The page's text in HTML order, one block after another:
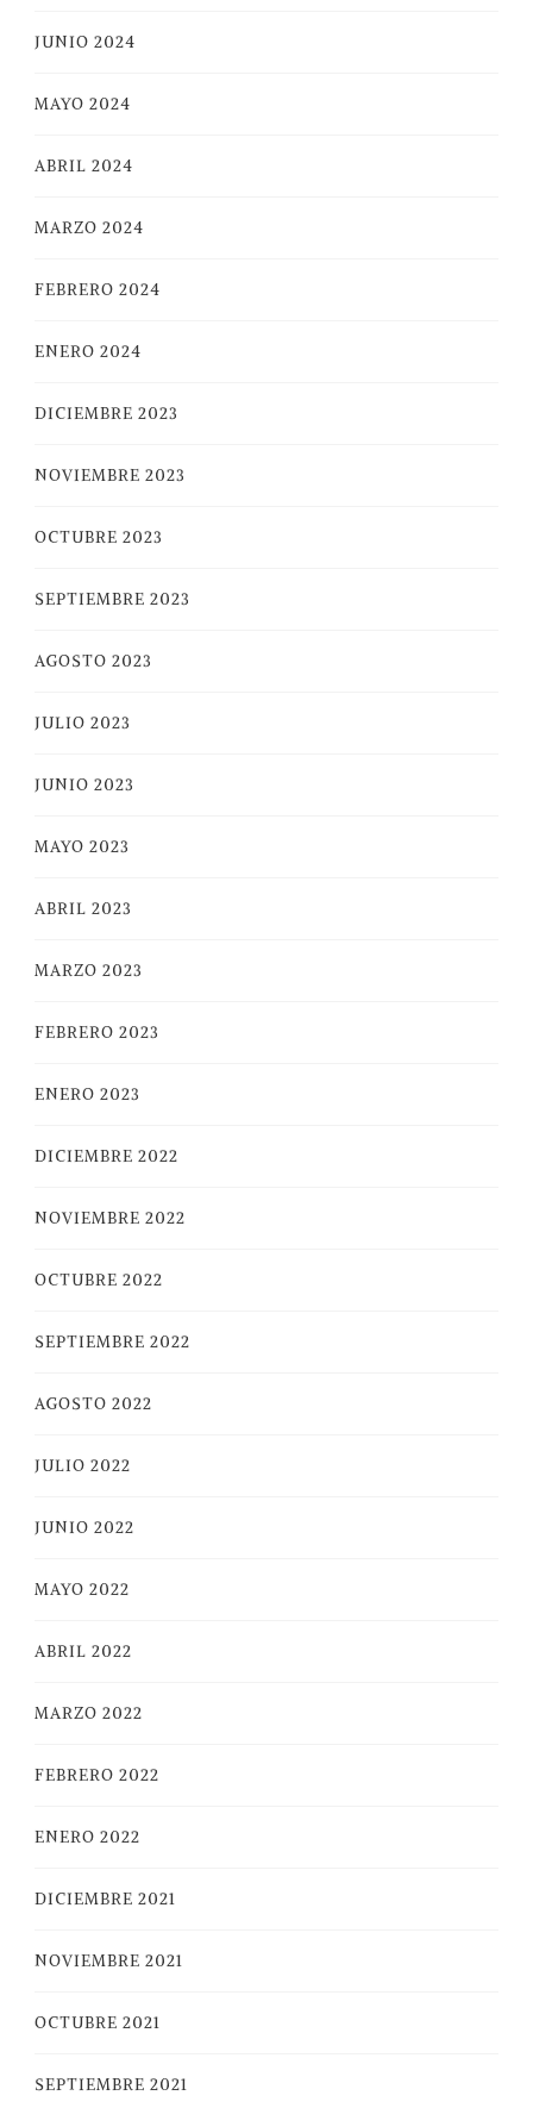
JUNIO 2024
MAYO 2024
ABRIL 2024
MARZO 2024
FEBRERO 2024
ENERO 2024
DICIEMBRE 2023
NOVIEMBRE 2023
OCTUBRE 2023
SEPTIEMBRE 2023
AGOSTO 2023
JULIO 2023
JUNIO 2023
MAYO 2023
ABRIL 2023
MARZO 2023
FEBRERO 2023
ENERO 2023
DICIEMBRE 2022
NOVIEMBRE 2022
OCTUBRE 2022
SEPTIEMBRE 2022
AGOSTO 2022
JULIO 2022
JUNIO 2022
MAYO 2022
ABRIL 2022
MARZO 2022
FEBRERO 2022
ENERO 2022
DICIEMBRE 2021
NOVIEMBRE 2021
OCTUBRE 2021
SEPTIEMBRE 2021